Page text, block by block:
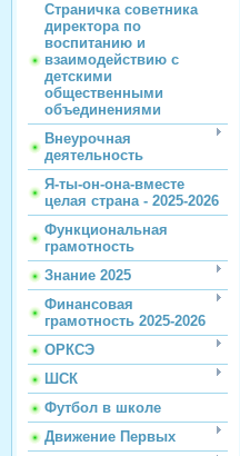
Страничка советника
директора по
воспитанию и
взаимодействию с
детскими
общественными
объединениями
Внеурочная
деятельность
Я-ты-он-она-вместе
целая страна - 2025-2026
Функциональная
грамотность
Знание 2025
Финансовая
грамотность 2025-2026
ОРКСЭ
ШСК
Футбол в школе
Движение Первых